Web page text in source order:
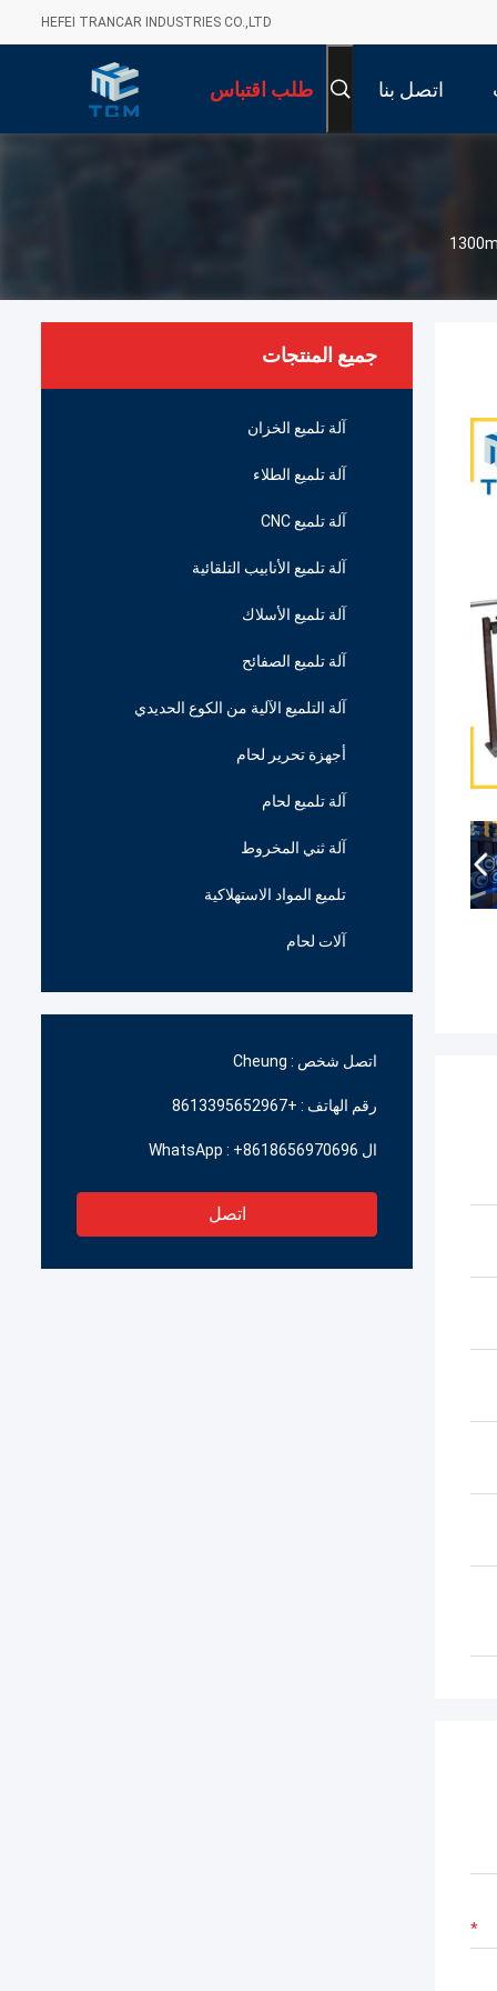
HEFEI TRANCAR INDUSTRIES CO.,LTD
اتصل بنا طلب اقتباس
جميع المنتجات
آلة تلميع الخزان
آلة تلميع الطلاء
آلة تلميع CNC
آلة تلميع الأنابيب التلقائية
آلة تلميع الأسلاك
آلة تلميع الصفائح
آلة التلميع الآلية من الكوع الحديدي
أجهزة تحرير لحام
آلة تلميع لحام
آلة ثني المخروط
تلميع المواد الاستهلاكية
آلات لحام
اتصل شخص : Cheung
رقم الهاتف : +8613395652967
ال WhatsApp : +8618656970696
اتصل